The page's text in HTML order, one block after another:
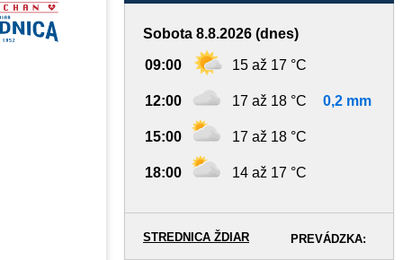
Sobota 8.8.2026 (dnes)
09:00 15 až 17 °C
12:00 17 až 18 °C 0,2 mm
15:00 17 až 18 °C
18:00 14 až 17 °C
PREVÁDZKA:
STREDNICA ŽDIAR